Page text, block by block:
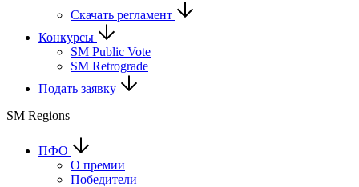
Скачать регламент
Конкурсы
SM Public Vote
SM Retrograde
Подать заявку
SM Regions
ПФО
О премии
Победители